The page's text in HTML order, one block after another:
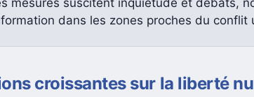
dans les zones proches du conflit
croissantes sur la liberté